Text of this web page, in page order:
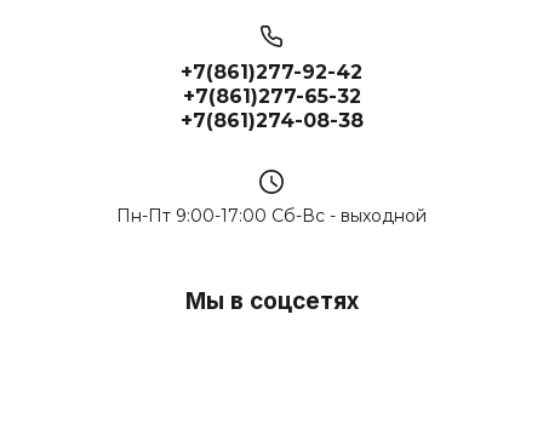
+7(861)277-92-42
+7(861)277-65-32
+7(861)274-08-38
Пн-Пт 9:00-17:00 Сб-Вс - выходной
Мы в соцсетях